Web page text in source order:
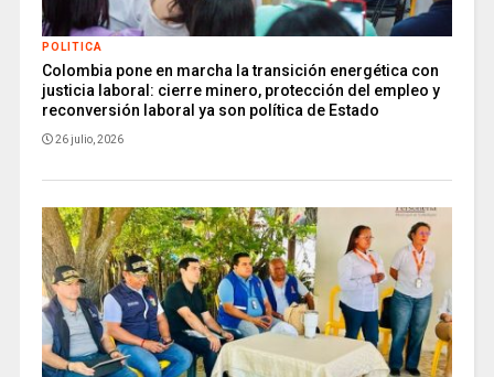
POLITICA
Colombia pone en marcha la transición energética con
justicia laboral: cierre minero, protección del empleo y
reconversión laboral ya son política de Estado
26 julio, 2026